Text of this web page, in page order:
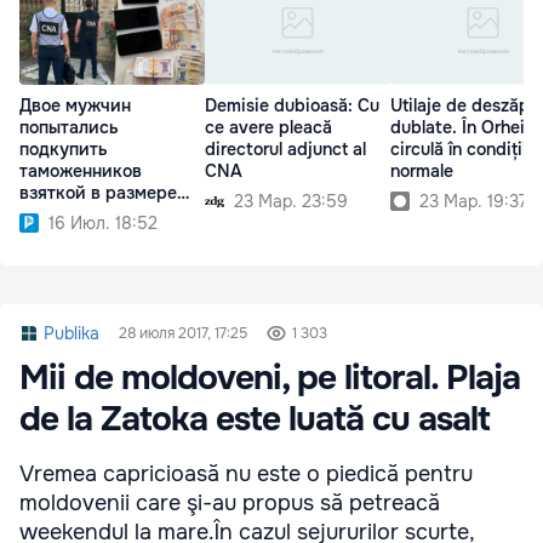
Двое мужчин
попытались
подкупить
таможенников
взяткой в размере
€260016 Июл. 18:52
Demisie dubioasă: Cu
ce avere pleacă
directorul adjunct al
CNA
23 Мар. 23:59
Utilaje de
dublate. În Orhei
circulă în condiții
normale
23 Мар. 19:37
Publika 28 июля 2017, 17:25 1 303
Mii de moldoveni, pe litoral. Plaja
de la Zatoka este luată cu asalt
Vremea capricioasă nu este o piedică pentru
moldovenii care şi-au propus să petreacă
weekendul la mare.În cazul sejururilor scurte,